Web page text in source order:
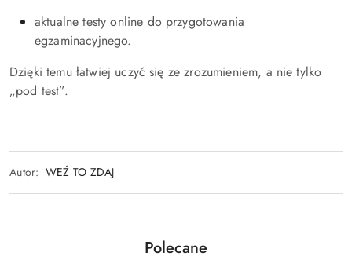
aktualne testy online do przygotowania
egzaminacyjnego.
Dzięki temu łatwiej uczyć się ze zrozumieniem, a nie tylko
„pod test”.
Autor: WEŹ TO ZDAJ
Pomiń karuzelę produktów
Produkty
Polecane